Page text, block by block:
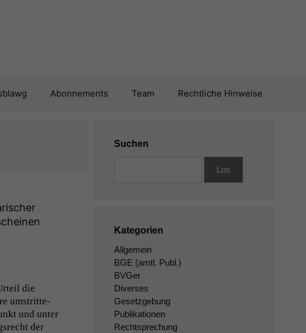
Abonnements Team Rechtliche Hinweise
die
umstrit­te­
und unter
der
Suchen
Kategorien
Allgemein
BGE (amtl. Publ.)
BVGer
Diverses
Gesetzgebung
Publikationen
Rechtsprechung